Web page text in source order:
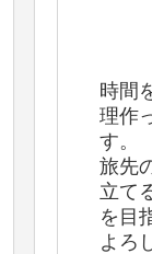
時間
理作
す。
旅先
立て
を目
よろ